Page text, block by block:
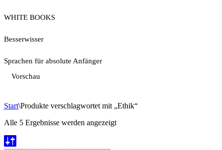
WHITE BOOKS
Besserwisser
Sprachen für absolute Anfänger
Vorschau
Start\Produkte verschlagwortet mit „Ethik“
Alle 5 Ergebnisse werden angezeigtNach